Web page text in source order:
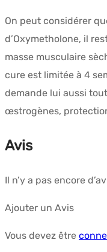
On peut considérer
d’Oxymetholone, il
masse musculaire
cure est limitée à 4
demande lui aussi
œstrogènes,
Avis
Il n’y a pas encore
Ajouter un Avis
Vous devez être